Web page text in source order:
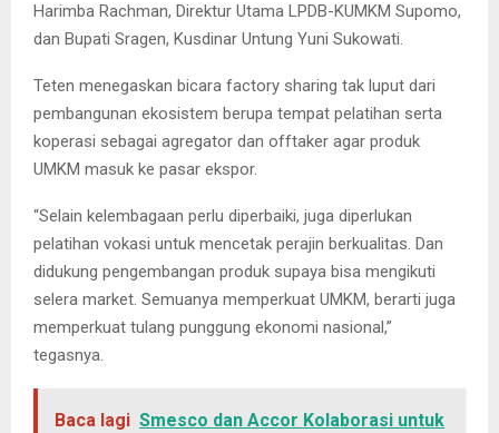
Harimba Rachman, Direktur Utama LPDB-KUMKM Supomo,
dan Bupati Sragen, Kusdinar Untung Yuni Sukowati.
Teten menegaskan bicara factory sharing tak luput dari
pembangunan ekosistem berupa tempat pelatihan serta
koperasi sebagai agregator dan offtaker agar produk
UMKM masuk ke pasar ekspor.
“Selain kelembagaan perlu diperbaiki, juga diperlukan
pelatihan vokasi untuk mencetak perajin berkualitas. Dan
didukung pengembangan produk supaya bisa mengikuti
selera market. Semuanya memperkuat UMKM, berarti juga
memperkuat tulang punggung ekonomi nasional,”
tegasnya.
Baca lagi Smesco dan Accor Kolaborasi untuk